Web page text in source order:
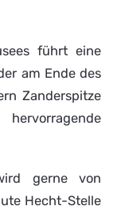
führt eine
am Ende des
Zanderspitze
gerne von
Hecht-Stelle